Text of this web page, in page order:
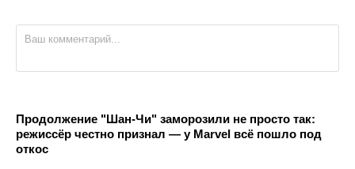
Продолжение "Шан-Чи" заморозили не просто так:
режиссёр честно признал — у Marvel всё пошло под
откос